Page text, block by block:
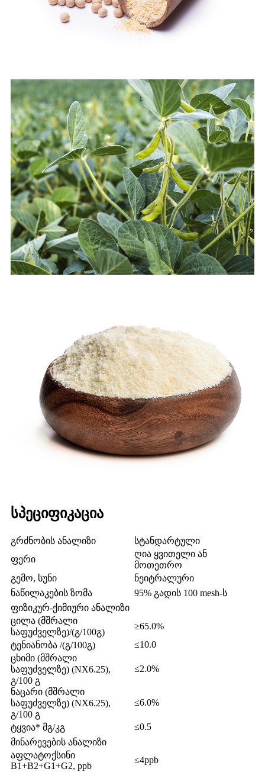
სპეციფიკაცია
გრძნობის ანალიზი
სტანდარტული
ფერი
ღია ყვითელი ან
მოთეთრო
გემო, სუნი
ნეიტრალური
ნაწილაკების ზომა
95% გადის 100 mesh-ს
ფიზიკურ-ქიმიური ანალიზი
ცილა (მშრალი
საფუძველზე)/(გ/100გ)
≥65.0%
ტენიანობა /(გ/100გ)
≤10.0
ცხიმი (მშრალი
საფუძველზე) (NX6.25),
გ/100 გ
≤2.0%
ნაცარი (მშრალი
საფუძველზე) (NX6.25),
გ/100 გ
≤6.0%
ტყვია* მგ/კგ
≤0.5
მინარევების ანალიზი
აფლატოქსინი
B1+B2+G1+G2, ppb
≤4ppb